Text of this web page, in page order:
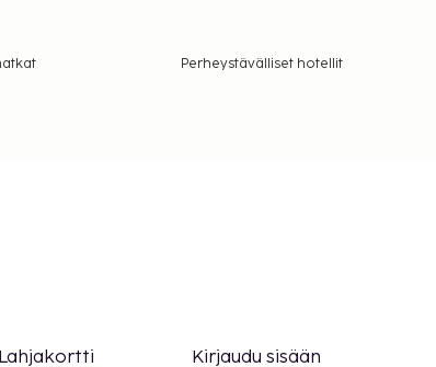
Perheystävälliset hotellit
Lahjakortti Kirjaudu sisään